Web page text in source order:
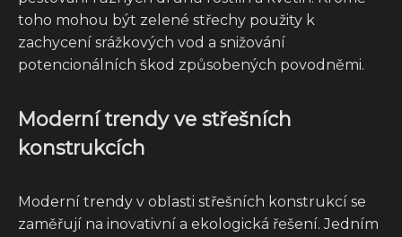
toho mohou být zelené střechy použity k
zachycení srážkových vod a snižování
potencionálních škod způsobených povodněmi.
Moderní trendy ve střešních
konstrukcích
Moderní trendy v oblasti střešních konstrukcí se
zaměřují na inovativní a ekologická řešení. Jedním